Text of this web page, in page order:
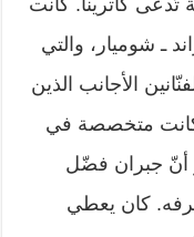
ـ شوميار، والتي
الأجانب الذين
كانت متخصصة في
أنّ جبران فضّل
كان يعطي